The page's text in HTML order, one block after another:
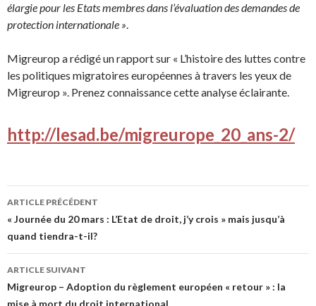
élargie pour les Etats membres dans l’évaluation des demandes de
protection internationale ».
Migreurop a rédigé un rapport sur « L’histoire des luttes contre
les politiques migratoires européennes à travers les yeux de
Migreurop ». Prenez connaissance cette analyse éclairante.
http://lesad.be/migreurope_20_ans-2/
Navigation de l’article
ARTICLE PRÉCÉDENT
« Journée du 20 mars : L’Etat de droit, j’y crois » mais jusqu’à
quand tiendra-t-il?
ARTICLE SUIVANT
Migreurop – Adoption du règlement européen « retour » : la